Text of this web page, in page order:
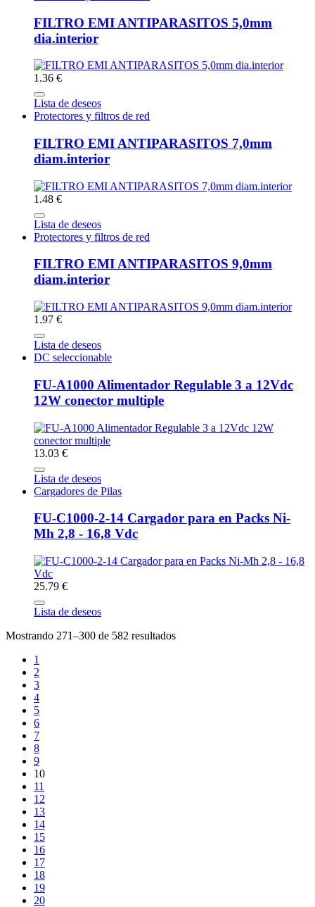
FILTRO EMI ANTIPARASITOS 5,0mm
dia.interior
1.36 €
Lista de deseos
Protectores y filtros de red
FILTRO EMI ANTIPARASITOS 7,0mm
diam.interior
1.48 €
Lista de deseos
Protectores y filtros de red
FILTRO EMI ANTIPARASITOS 9,0mm
diam.interior
1.97 €
Lista de deseos
DC seleccionable
FU-A1000 Alimentador Regulable 3 a 12Vdc
12W conector multiple
13.03 €
Lista de deseos
Cargadores de Pilas
FU-C1000-2-14 Cargador para en Packs Ni-
Mh 2,8 - 16,8 Vdc
25.79 €
Lista de deseos
Mostrando 271–300 de 582 resultados
1
2
3
4
5
6
7
8
9
10
11
12
13
14
15
16
17
18
19
20